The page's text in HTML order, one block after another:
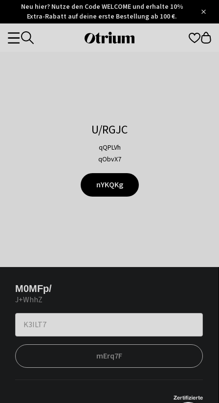
Otrium
Trustpilot
Neu hier? Nutze den Code WELCOME und erhalte 10%
Extra-Rabatt auf deine erste Bestellung ab 100 €.
Otrium
Categories
U/RGJC
qQPLVh
qObvX7
nYKQKg
M0MFp/
J+WhhZ
mErq7F